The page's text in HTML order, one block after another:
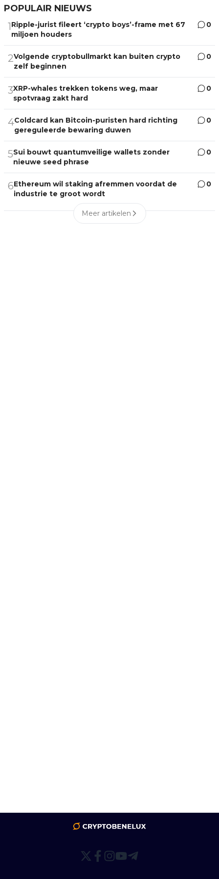
POPULAIR NIEUWS
1Ripple-jurist fileert ‘crypto boys’-frame met 67
miljoen houders
0
2Volgende cryptobullmarkt kan buiten crypto
zelf beginnen
0
3XRP-whales trekken tokens weg, maar
spotvraag zakt hard
0
4Coldcard kan Bitcoin-puristen hard richting
gereguleerde bewaring duwen
0
5Sui bouwt quantumveilige wallets zonder
nieuwe seed phrase
0
6Ethereum wil staking afremmen voordat de
industrie te groot wordt
0
Meer artikelen